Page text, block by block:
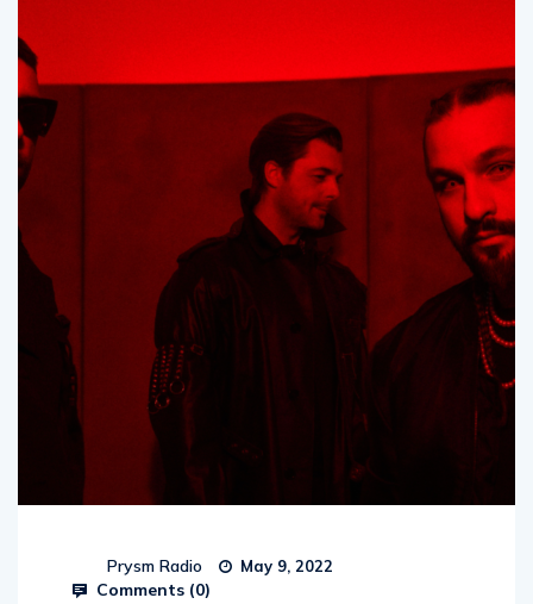
Prysm Radio May 9, 2022
Comments (0)